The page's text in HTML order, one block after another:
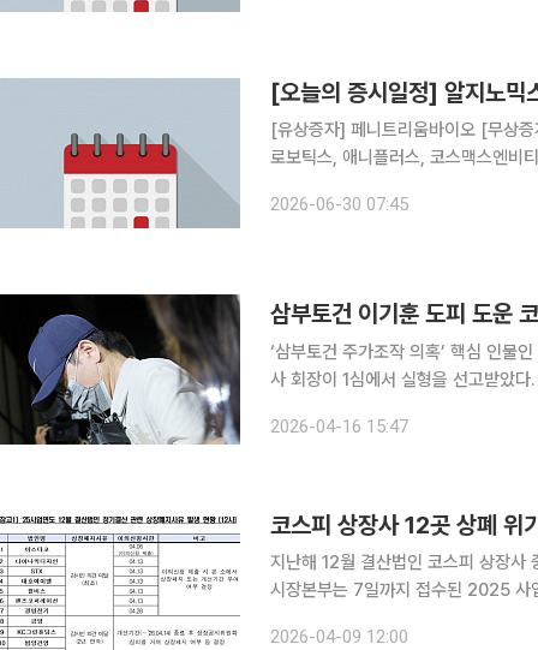
[오늘의 증시일정] 알지노믹
[유상증자] 페니트리움바이오 [무상증자] 알지노믹스 [감자] 삼부토건, 다이나믹디자인 [합병] 나우
로보틱스, 애니플러스, 코스맥스엔비티, 피앤씨
킷스튜디오, 드림어스컴퍼니, EDGC,
2026-06-30 07:45
삼부토건 이기훈 도피 도운
‘삼부토건 주가조작 의혹’ 핵심 인물
사 회장이 1심에서 실형을 선고받았다. 16일 법조계에 따르면 서울중앙지법 형사합의22부(조형
2026-04-16 15:47
지난해 12월 결산법인 코스피 상장사 중 12곳이
시장본부는 7일까지 접수된 2025 사
달 사유 발생 법인은 총 12사로 전년(
2026-04-09 12:00